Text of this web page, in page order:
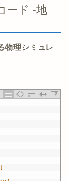
ード -地
物理シミュレ